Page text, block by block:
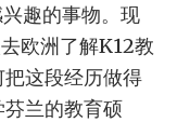
趣的事物。现
欧洲了解K12教
这段经历做得
兰的教育硕